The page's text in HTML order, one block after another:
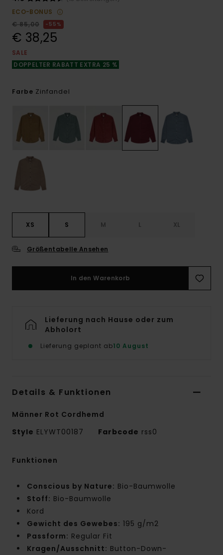
ECO-BONUS
€ 85,00
55%
€ 38,25
SALE
DOPPELTER RABATT EXTRA 25 %
Farbe Zinfandel
XS S M L XL
Größentabelle Ansehen
In den Warenkorb
Lieferung nach Hause oder zum
Abholort
Lieferung geplant ab10 August
Details & Funktionen
Männer Rot Cordhemd
Style ELYWT00187 Farbcode rss0
Funktionen
Conscious by Nature: Bio-Baumwolle
Stoff: Bio-Baumwolle
Kord
Gewicht des Gewebes: 195 g/m2
Passform: Regular Fit
Kragen/Ausschnitt: Button-Down-